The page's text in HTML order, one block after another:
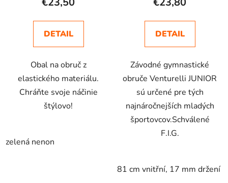
DETAIL
Obal na obruč z
elastického materiálu.
Chráňte svoje náčinie
štýlovo!
zelená nenon
DETAIL
Závodné gymnastické
obruče Venturelli JUNIOR
sú určené pre tých
najnáročnejších mladých
športovcov.Schválené
F.I.G.
81 cm vnitřní, 17 mm držení